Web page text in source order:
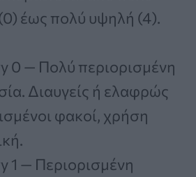
έως πολύ υψηλή (4).
0 — Πολύ περιορισμένη
Διαυγείς ή ελαφρώς
φακοί, χρήση
1 — Περιορισμένη